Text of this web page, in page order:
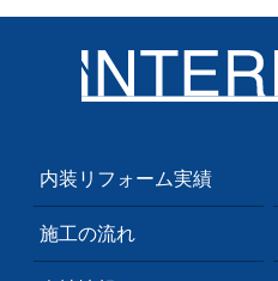
内装リフォーム実績
施工の流れ